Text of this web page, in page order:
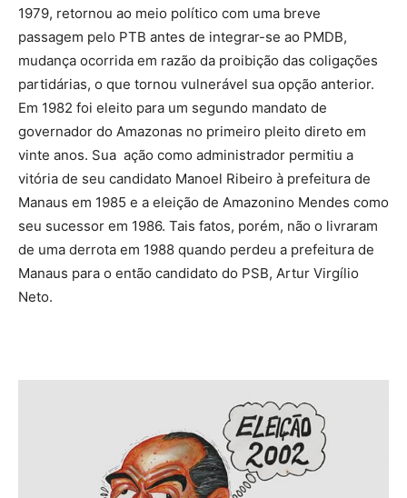
1979, retornou ao meio político com uma breve
passagem pelo PTB antes de integrar-se ao PMDB,
mudança ocorrida em razão da proibição das coligações
partidárias, o que tornou vulnerável sua opção anterior.
Em 1982 foi eleito para um segundo mandato de
governador do Amazonas no primeiro pleito direto em
vinte anos. Sua ação como administrador permitiu a
vitória de seu candidato Manoel Ribeiro à prefeitura de
Manaus em 1985 e a eleição de Amazonino Mendes como
seu sucessor em 1986. Tais fatos, porém, não o livraram
de uma derrota em 1988 quando perdeu a prefeitura de
Manaus para o então candidato do PSB, Artur Virgílio
Neto.